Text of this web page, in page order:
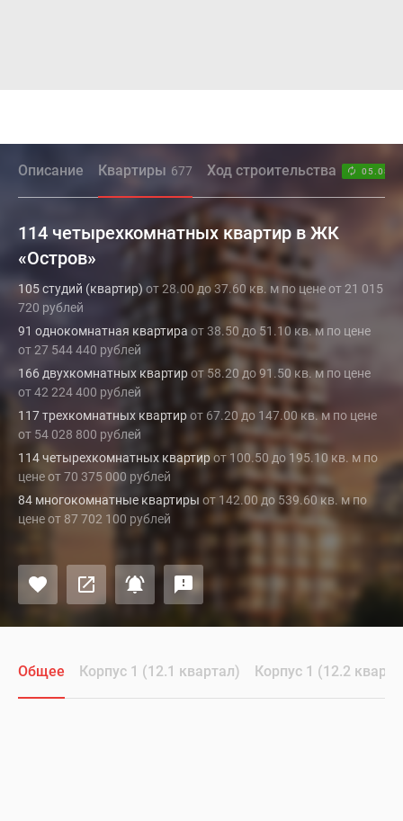
Описание Квартиры 677 Ход строительства
114 четырехкомнатных квартир в ЖК
«Остров»
105 студий (квартир) от 28.00 до 37.60 кв. м по цене от 21 015
720 рублей
91 однокомнатная квартира от 38.50 до 51.10 кв. м по цене
от 27 544 440 рублей
166 двухкомнатных квартирот 58.20 до 91.50 кв. м по цене
от 42 224 400 рублей
117 трехкомнатных квартирот 67.20 до 147.00 кв. м по цене
от 54 028 800 рублей
114 четырехкомнатных квартирот 100.50 до 195.10 кв. м по
цене от 70 375 000 рублей
84 многокомнатные квартиры от 142.00 до 539.60 кв. м по
цене от 87 702 100 рублей
Общее Корпус 1 (12.1 квартал) Корпус 1 (12.2